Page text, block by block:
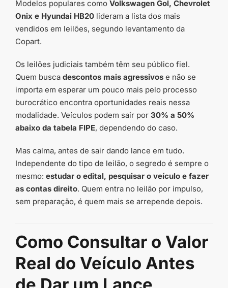
Modelos populares como Volkswagen Gol, Chevrolet
Onix e Hyundai HB20 lideram a lista dos mais
vendidos em leilões, segundo levantamento da
Copart.
Os leilões judiciais também têm seu público fiel.
Quem busca descontos mais agressivos e não se
importa em esperar um pouco mais pelo processo
burocrático encontra oportunidades reais nessa
modalidade. Veículos podem sair por 30% a 50%
abaixo da tabela FIPE, dependendo do caso.
Mas calma, antes de sair dando lance em tudo.
Independente do tipo de leilão, o segredo é sempre o
mesmo: estudar o edital, pesquisar o veículo e fazer
as contas direito. Quem entra no leilão por impulso,
sem preparação, é quem mais se arrepende depois.
Como Consultar o Valor
Real do Veículo Antes